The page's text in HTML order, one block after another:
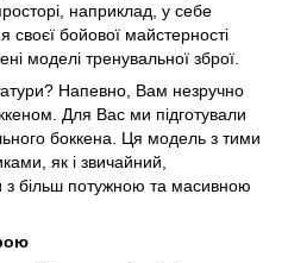
наприклад, у себе
своєї бойової майстерності
моделі тренувальної зброї.
Напевно, Вам незручно
Для Вас ми підготували
боккена. Ця модель з тими
як і звичайний,
з більш потужною та масивною